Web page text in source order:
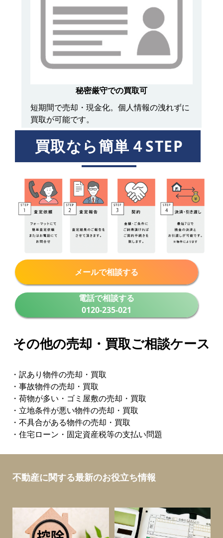
秘密厳守での買取可
短期間で売却・現金化。個人情報の洩れずに
買取が可能です。
買取なら簡単４STEP
メールで相談する
電話で相談する
0120-235-021
その他の売却・買取ご相談ケース
・訳あり物件の売却・買取
・事故物件の売却・買取
・荷物が多い・ゴミ屋敷の売却・買取
・立地条件が悪い物件の売却・買取
・不具合がある物件の売却・買取
・住宅ローン・固定資産税等の支払い問題
不動産に関する最新のお役立ち情報